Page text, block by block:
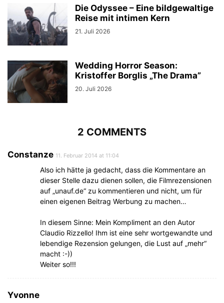
Die Odyssee – Eine bildgewaltige
Reise mit intimen Kern
21. Juli 2026
Wedding Horror Season:
Kristoffer Borglis „The Drama”
20. Juli 2026
2 COMMENTS
Constanze 11. Februar 2014 at 11:04
Also ich hätte ja gedacht, dass die Kommentare an
dieser Stelle dazu dienen sollen, die Filmrezensionen
auf „unauf.de“ zu kommentieren und nicht, um für
einen eigenen Beitrag Werbung zu machen…
In diesem Sinne: Mein Kompliment an den Autor
Claudio Rizzello! Ihm ist eine sehr wortgewandte und
lebendige Rezension gelungen, die Lust auf „mehr“
macht :-))
Weiter so!!!
Yvonne